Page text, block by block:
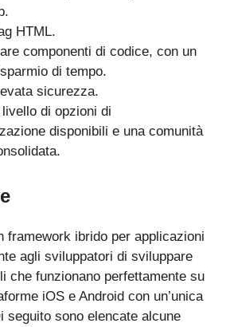
HTML.
componenti di codice, con un
di tempo.
sicurezza.
di opzioni di
disponibili e una comunità
framework ibrido per applicazioni
agli sviluppatori di sviluppare
che funzionano perfettamente su
iOS e Android con un’unica
seguito sono elencate alcune